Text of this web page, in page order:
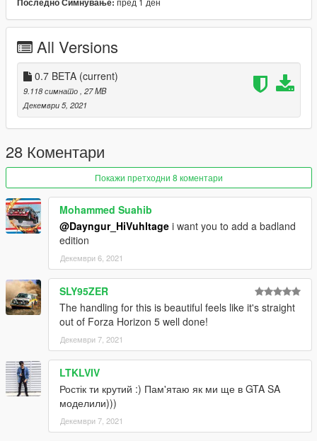
Последно Симнување:
All Versions
0.7 BETA (current)
9.118 симнато , 27 MB
Декември 5, 2021
28 Коментари
Покажи претходни 8 коментари
Mohammed Suahib
@Dayngur_HiVuhltage i want you to add a badland
edition
Декември 6, 2021
SLY95ZER
The handling for this is beautiful feels like it's straight
out of Forza Horizon 5 well done!
Декември 7, 2021
LTKLVIV
Ростік ти крутий :) Пам'ятаю як ми ще в GTA SA
моделили)))
Декември 7, 2021